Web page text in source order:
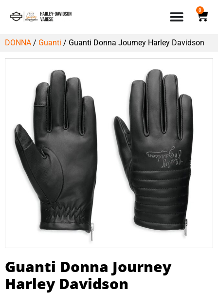
0
DONNA / Guanti / Guanti Donna Journey Harley Davidson
Guanti Donna Journey
Harley Davidson